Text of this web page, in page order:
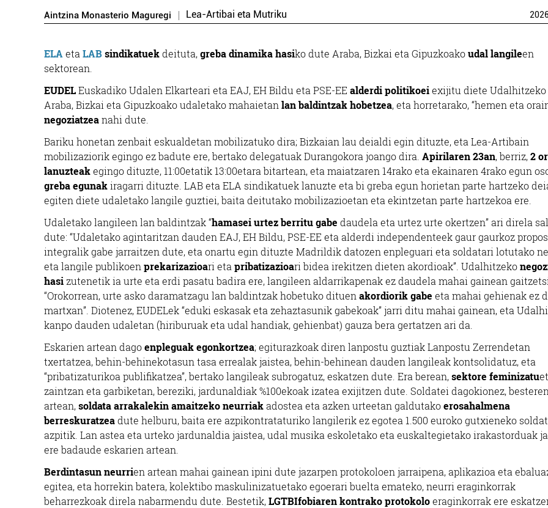
Aintzina Monasterio Maguregi Lea-Artibai eta Mutriku
ELA eta LABsindikatuekdeituta,greba dinamika hasiko dute Araba, Bizkai eta Gipuzkoakoudal langileen
sektorean.
EUDELEuskadiko Udalen Elkarteari eta EAJ, EH Bildu eta PSE-EE alderdi politikoeiexijitu diete Udalhitzeko
Araba, Bizkai eta Gipuzkoako udaletako mahaietan lan baldintzak hobetzea, eta horretarako, “hemen eta
negoziatzeanahi dute.
Bariku honetan zenbait eskualdetan mobilizatuko dira; Bizkaian lau deialdi egin dituzte, eta Lea-Artibain
mobilizaziorik egingo ez badute ere, bertako delegatuak Durangokora joango dira. Apirilaren 23an, berriz,2
lanuzteakegingo dituzte, 11:00etatik 13:00etara bitartean, eta maiatzaren 14rako eta ekainaren 4rako egun
greba egunakiragarri dituzte. LAB eta ELA sindikatuek lanuzte eta bi greba egun horietan parte hartzeko
egiten diete udaletako langile guztiei, baita deitutako mobilizazioetan eta ekintzetan parte hartzekoa ere.
Udaletako langileen lan baldintzak “hamasei urtez berritu gabe daudela eta urtez urte okertzen” ari direla
dute: “Udaletako agintaritzan dauden EAJ, EH Bildu, PSE-EE eta alderdi independenteek gaur gaurkoz
integralik gabe jarraitzen dute, eta onartu egin dituzte Madrildik datozen enpleguari eta soldatari lotutako
eta langile publikoen prekarizazioari eta pribatizazioari bidea irekitzen dieten akordioak”. Udalhitzeko
hasi zutenetik ia urte eta erdi pasatu badira ere, langileen aldarrikapenak ez daudela mahai gainean
“Orokorrean, urte asko daramatzagu lan baldintzak hobetuko dituen akordiorik gabe eta mahai gehienak ez
martxan”. Diotenez, EUDELek “eduki eskasak eta zehaztasunik gabekoak” jarri ditu mahai gainean, eta
kanpo dauden udaletan (hiriburuak eta udal handiak, gehienbat) gauza bera gertatzen ari da.
Eskarien artean dagoenpleguak egonkortzea; egiturazkoak diren lanpostu guztiak Lanpostu Zerrendetan
txertatzea, behin-behinekotasun tasa errealak jaistea, behin-behinean dauden langileak kontsolidatuz, eta
“pribatizaturikoa publifikatzea”, bertako langileak subrogatuz, eskatzen dute. Era berean,sektore feminizatu
zaintzan eta garbiketan, bereziki, jardunaldiak %100ekoak izatea exijitzen dute. Soldatei dagokionez, besteren
artean,soldata arrakalekin amaitzeko neurriakadostea eta azken urteetan galdutakoerosahalmena
berreskuratzeadute helburu, baita ere azpikontrataturiko langilerik ez egotea 1.500 euroko gutxieneko
azpitik. Lan astea eta urteko jardunaldia jaistea, udal musika eskoletako eta euskaltegietako irakastorduak
ere badaude eskarien artean.
Berdintasun neurrien artean mahai gainean ipini dute jazarpen protokoloen jarraipena, aplikazioa eta
egitea, eta horrekin batera, kolektibo maskulinizatuetako egoerari buelta emateko, neurri eraginkorrak
beharrezkoak direla nabarmendu dute. Bestetik,LGTBIfobiaren kontrako protokoloeraginkorrak ere